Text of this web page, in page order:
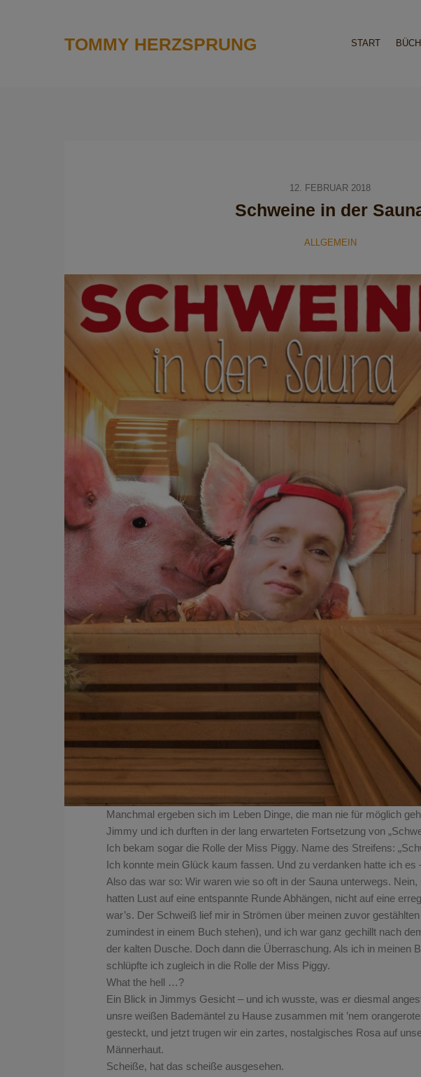
TOMMY HERZSPRUNG START
12. FEBRUAR 2018
Schweine in der
ALLGEMEIN
Manchmal ergeben sich im Leben Dinge, die man nie für möglich
Jimmy und ich durften in der lang erwarteten Fortsetzung von
Ich bekam sogar die Rolle der Miss Piggy. Name des Streifens:
Ich konnte mein Glück kaum fassen. Und zu verdanken hatte ich
Also das war so: Wir waren wie so oft in der Sauna unterwegs.
hatten Lust auf eine entspannte Runde Abhängen, nicht auf eine
war’s. Der Schweiß lief mir in Strömen über meinen zuvor
zumindest in einem Buch stehen), und ich war ganz gechillt nach
der kalten Dusche. Doch dann die Überraschung. Als ich in meinen
schlüpfte ich zugleich in die Rolle der Miss Piggy.
What the hell …?
Ein Blick in Jimmys Gesicht – und ich wusste, was er diesmal
unsre weißen Bademäntel zu Hause zusammen mit ’nem
gesteckt, und jetzt trugen wir ein zartes, nostalgisches Rosa auf
Männerhaut.
Scheiße, hat das scheiße ausgesehen.